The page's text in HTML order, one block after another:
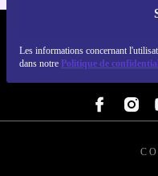
Les informations concernant
dans notre Politique de